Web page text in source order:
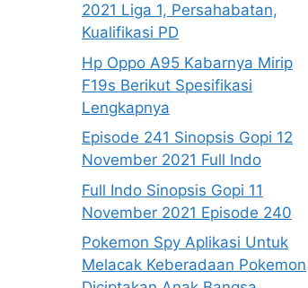
2021 Liga 1, Persahabatan,
Kualifikasi PD
Hp Oppo A95 Kabarnya Mirip
F19s Berikut Spesifikasi
Lengkapnya
Episode 241 Sinopsis Gopi 12
November 2021 Full Indo
Full Indo Sinopsis Gopi 11
November 2021 Episode 240
Pokemon Spy Aplikasi Untuk
Melacak Keberadaan Pokemon